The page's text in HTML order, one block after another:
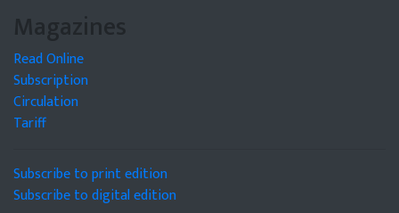
Magazines
Read Online
Subscription
Circulation
Tariff
Subscribe to print edition
Subscribe to digital edition